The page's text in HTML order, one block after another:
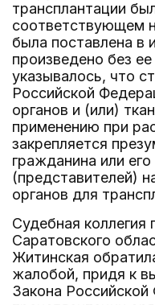
трансплантации
соответствующем
была поставлена в
произведено без
указывалось, что
Российской
органов и (или)
применению при
закрепляется
гражданина или
(представителей)
органов для
Судебная
Саратовского
Житинская
жалобой, придя к
Закона